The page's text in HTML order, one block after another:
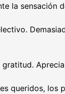
la sensación
queridos, los